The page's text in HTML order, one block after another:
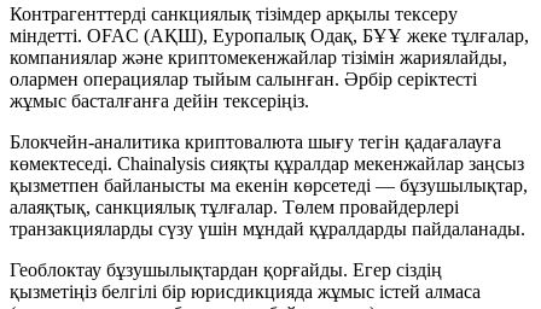
Контрагенттерді санкциялық тізімдер арқылы тексеру
міндетті. OFAC (АҚШ), Еуропалық Одақ, БҰҰ жеке тұлғалар,
компаниялар және криптомекенжайлар тізімін жариялайды,
олармен операциялар тыйым салынған. Әрбір серіктесті
жұмыс басталғанға дейін тексеріңіз.
Блокчейн-аналитика криптовалюта шығу тегін қадағалауға
көмектеседі. Chainalysis сияқты құралдар мекенжайлар заңсыз
қызметпен байланысты ма екенін көрсетеді — бұзушылықтар,
алаяқтық, санкциялық тұлғалар. Төлем провайдерлері
транзакцияларды сүзу үшін мұндай құралдарды пайдаланады.
Геоблоктау бұзушылықтардан қорғайды. Егер сіздің
қызметіңіз белгілі бір юрисдикцияда жұмыс істей алмаса